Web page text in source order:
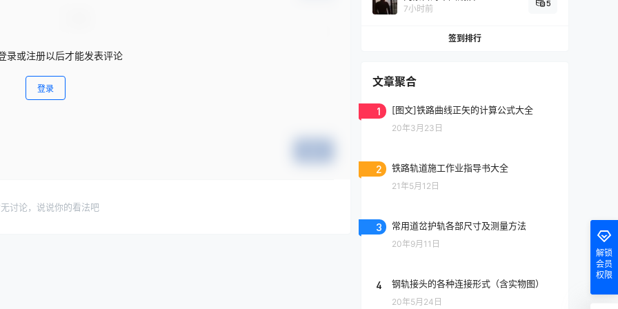
录或注册以后才能发表评论
登录
讨论，说说你的看法吧
7小时前
5
签到排行
文章聚合
1 [图文]铁路曲线正矢的计算公式大全
20年3月23日
2 铁路轨道施工作业指导书大全
21年5月12日
3 常用道岔护轨各部尺寸及测量方法
20年9月11日
4 钢轨接头的各种连接形式（含实物图）
20年5月24日
解锁
会员
权限